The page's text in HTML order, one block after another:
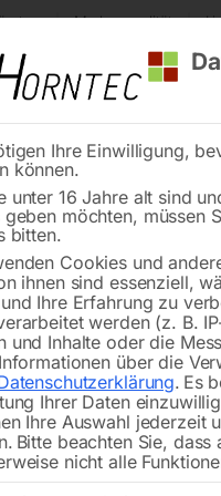
Markenqualität
Reinigung
24V Nr. 83-5
🔍
zu
Ihre Einwilligung,
können.
unter 16 Jahre alt sind
geben möchten, müssen
bitten.
Cookies und
ihnen sind essenziell,
Ihre Erfahrung zu
werden (z. B.
und Inhalte oder die
über die
. Es
Ihrer Daten
Ihre Auswahl jederzeit
Bitte beachten Sie,
nicht alle